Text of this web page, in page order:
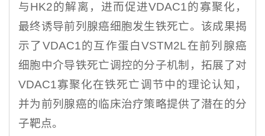
与HK2的解离，进而促进VDAC1的寡聚化，
最终诱导前列腺癌细胞发生铁死亡。该成果揭
示了VDAC1的互作蛋白VSTM2L在前列腺癌
细胞中介导铁死亡调控的分子机制，拓展了对
VDAC1寡聚化在铁死亡调节中的理论认知，
并为前列腺癌的临床治疗策略提供了潜在的分
子靶点。